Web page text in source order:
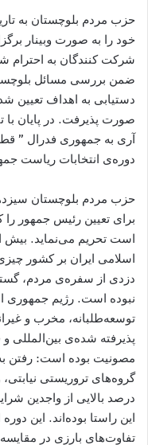
خود را به صورت وبینار
شرکت کنندگان به احترام
ضمن بررسی مسائل
دستیابی به اهداف تعیین
صورت پذیرفت. در پایان با
آری به جمهوری فدرال ”
دوره‌ی انتخابات ریاست
حزب مردم بلوچستان
برای تعیین رئیس جمهور
است تحریم می‌نماید. بیش
اسلامی ایران بر کشور
دزدی از سفره‌ی مردم،
نبوده است. رژیم جمهوری
توسعه‌طلبانه، مخرب و
پذیرفته شده‌ی بین‌المللی
مصونیت بوده است: رفتن
گروه‌های تروریستی
درصد بالایی از واجدین
این راستا بوده‌اند. این
تفاوت‌های بارزی در